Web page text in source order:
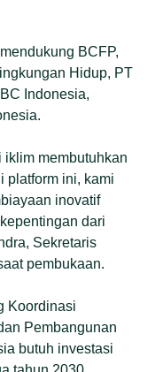
BCFP,
Hidup, PT
Indonesia,
iklim membutuhkan
platform ini, kami
inovatif
dari
Sekretaris
pembukaan.
Koordinasi
Pembangunan
butuh investasi